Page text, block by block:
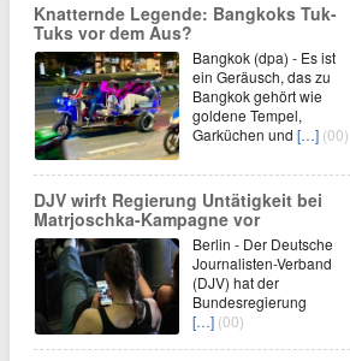
Knatternde Legende: Bangkoks Tuk-
Tuks vor dem Aus?
Bangkok (dpa) - Es ist
ein Geräusch, das zu
Bangkok gehört wie
goldene Tempel,
Garküchen und […] (00)
DJV wirft Regierung Untätigkeit bei
Matrjoschka-Kampagne vor
Berlin - Der Deutsche
Journalisten-Verband
(DJV) hat der
Bundesregierung
[…] (00)